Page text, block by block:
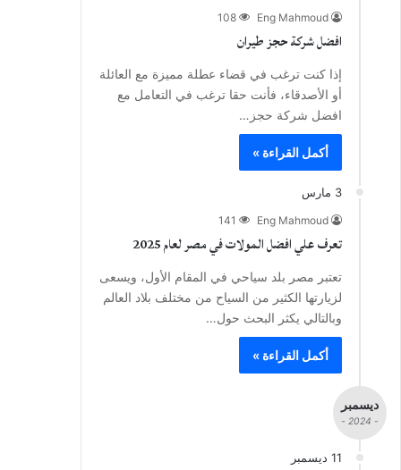
Eng Mahmoud
108
افضل شركة حجز طيران
إذا كنت ترغب في قضاء عطلة مميزة مع العائلة
أو الأصدقاء، فأنت حقا ترغب في التعامل مع
افضل شركة حجز…
أكمل القراءة »
3 مارس
Eng Mahmoud
141
تعرف علي افضل المولات في مصر لعام 2025
تعتبر مصر بلد سياحي في المقام الأول، ويسعى
لزيارتها الكثير من السياح من مختلف بلاد العالم
وبالتالي يكثر البحث حول…
أكمل القراءة »
ديسمبر
- 2024 -
11 ديسمبر